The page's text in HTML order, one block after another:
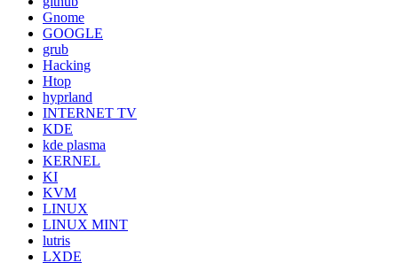
Gnome
GOOGLE
grub
Hacking
Htop
hyprland
INTERNET TV
KDE
kde plasma
KERNEL
KI
KVM
LINUX
LINUX MINT
lutris
LXDE